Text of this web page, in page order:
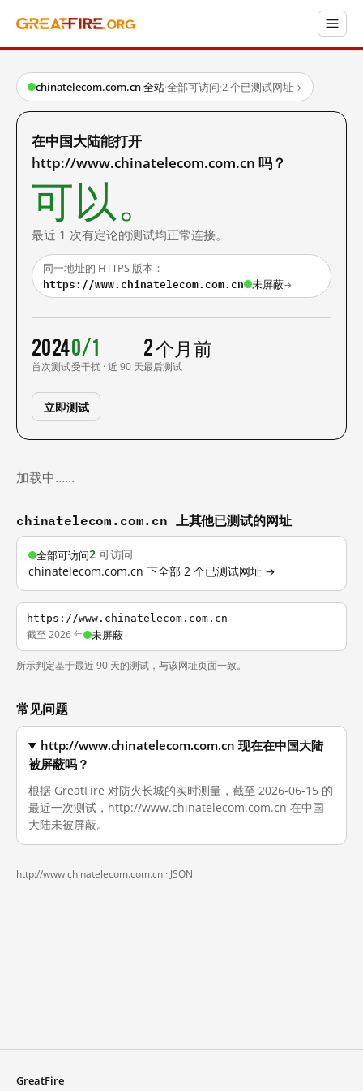
chinatelecom.com.cn 全站·全部可访问·2 个已测试网址→
在中国大陆能打开
http://www.chinatelecom.com.cn 吗？
可以。
最近 1 次有定论的测试均正常连接。
同一地址的 HTTPS 版本：
https://www.chinatelecom.com.cn 未屏蔽→
2024
首次测试
0/1
受干扰 · 近 90 天
2 个月前
最后测试
立即测试
加载中……
chinatelecom.com.cn 上其他已测试的网址
全部可访问2 可访问
chinatelecom.com.cn 下全部 2 个已测试网址 →
https://www.chinatelecom.com.cn
截至 2026 年 未屏蔽
所示判定基于最近 90 天的测试，与该网址页面一致。
常见问题
http://www.chinatelecom.com.cn 现在在中国大陆
被屏蔽吗？
根据 GreatFire 对防火长城的实时测量，截至 2026-06-15 的
最近一次测试，http://www.chinatelecom.com.cn 在中国
大陆未被屏蔽。
http://www.chinatelecom.com.cn · JSON
GreatFire